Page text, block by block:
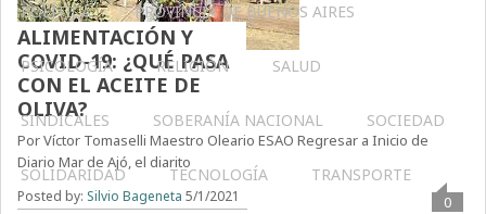
POLÍTICA PROVINCIA DE BUENOS AIRES
PSICOLOGÍA RELIGIÓN SALUD
SINDICALES SOBERANÍA NACIONAL SOCIEDAD
SOLIDARIDAD TECNOLOGÍA TRANSPORTE
ALIMENTACIÓN Y
COVID-19: ¿QUÉ PASA
CON EL ACEITE DE
OLIVA?
Por Víctor Tomaselli Maestro Oleario ESAO Regresar a Inicio de
Diario Mar de Ajó, el diarito
Posted by: Silvio Bageneta 5/1/2021 0